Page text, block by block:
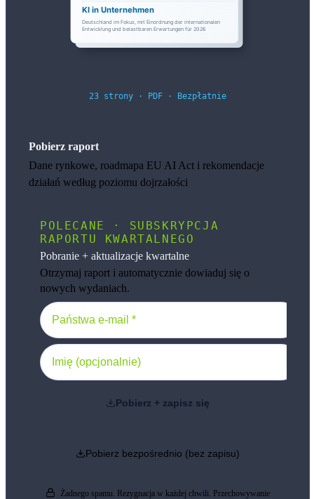
23 strony · PDF · Bezpłatnie
Pobierz raport
Dane rynkowe, roadmapa EU AI Act i rekomendacje
działań według poziomu dojrzałości
POLECANE · SUBSKRYPCJA
RAPORTU KWARTALNEGO
Pobranie + aktualizacje kwartalne
Otrzymaj raport i automatycznie dowiaduj się o
nowych wydaniach.
Pobierz + zapisz się
Pobierz bezpośrednio (bez zapisu)
Żadnego spamu. Rezygnacja w każdej chwili. Przechowywanie